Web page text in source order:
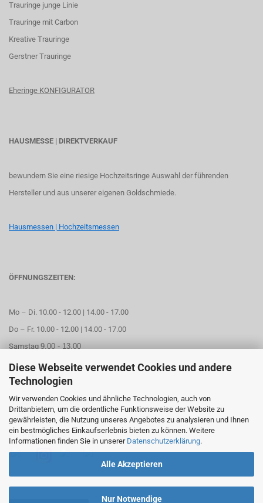
Diese Webseite verwendet Cookies und andere
Technologien
Wir verwenden Cookies und ähnliche Technologien, auch von
Drittanbietern, um die ordentliche Funktionsweise der Website zu
gewährleisten, die Nutzung unseres Angebotes zu analysieren und Ihnen
ein bestmögliches Einkaufserlebnis bieten zu können. Weitere
Informationen finden Sie in unserer Datenschutzerklärung.
Alle Akzeptieren
Nur Notwendige
Trauringe junge Linie
Trauringe mit Carbon
Kreative Trauringe
Gerstner Trauringe
Eheringe KONFIGURATOR
HAUSMESSE | DIREKTVERKAUF
bewundern Sie eine riesige Hochzeitsringe Auswahl der führenden
Hersteller und aus unserer eigenen Goldschmiede.
Hausmessen | Hochzeitsmessen
ÖFFNUNGSZEITEN:
Mo – Di. 10.00 - 12.00 | 14.00 - 17.00
Do – Fr. 10.00 - 12.00 | 14.00 - 17.00
Samstag 9.00 - 13.00
Mittwoch geschlossen
Online Termin aussuchen
FOLGEN SIE UNS